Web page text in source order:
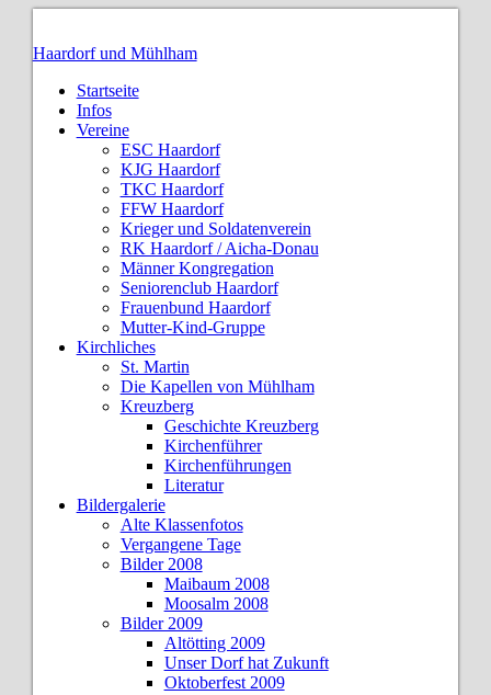
Haardorf und Mühlham
Startseite
Infos
Vereine
ESC Haardorf
KJG Haardorf
TKC Haardorf
FFW Haardorf
Krieger und Soldatenverein
RK Haardorf / Aicha-Donau
Männer Kongregation
Seniorenclub Haardorf
Frauenbund Haardorf
Mutter-Kind-Gruppe
Kirchliches
St. Martin
Die Kapellen von Mühlham
Kreuzberg
Geschichte Kreuzberg
Kirchenführer
Kirchenführungen
Literatur
Bildergalerie
Alte Klassenfotos
Vergangene Tage
Bilder 2008
Maibaum 2008
Moosalm 2008
Bilder 2009
Altötting 2009
Unser Dorf hat Zukunft
Oktoberfest 2009